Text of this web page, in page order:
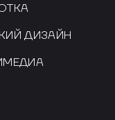
ДИЗАЙН